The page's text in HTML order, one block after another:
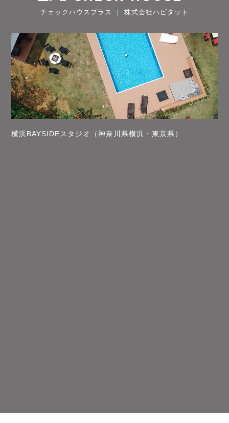
チェックハウスプラス ｜ 株式会社ハビタット
横浜BAYSIDEスタジオ（神奈川県横浜・東京県）